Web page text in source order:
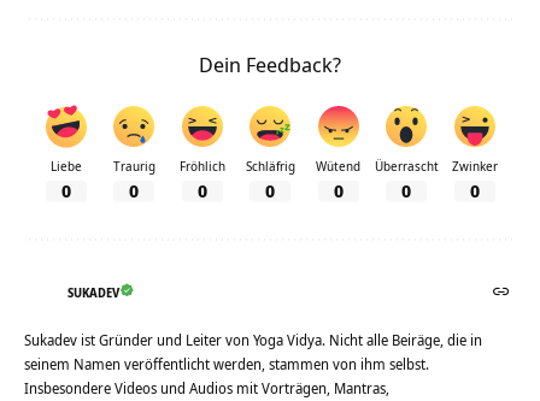
Dein Feedback?
Liebe
0
Traurig
0
Fröhlich
0
Schläfrig
0
Wütend
0
Überrascht
0
Zwinker
0
SUKADEV
Sukadev ist Gründer und Leiter von Yoga Vidya. Nicht alle Beiräge, die in
seinem Namen veröffentlicht werden, stammen von ihm selbst.
Insbesondere Videos und Audios mit Vorträgen, Mantras,